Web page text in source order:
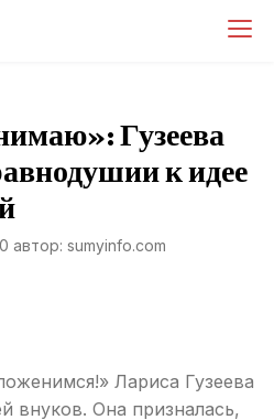
Гузеева
к идее
автор: sumyinfo.com
Лариса Гузеева
внуков. Она призналась,